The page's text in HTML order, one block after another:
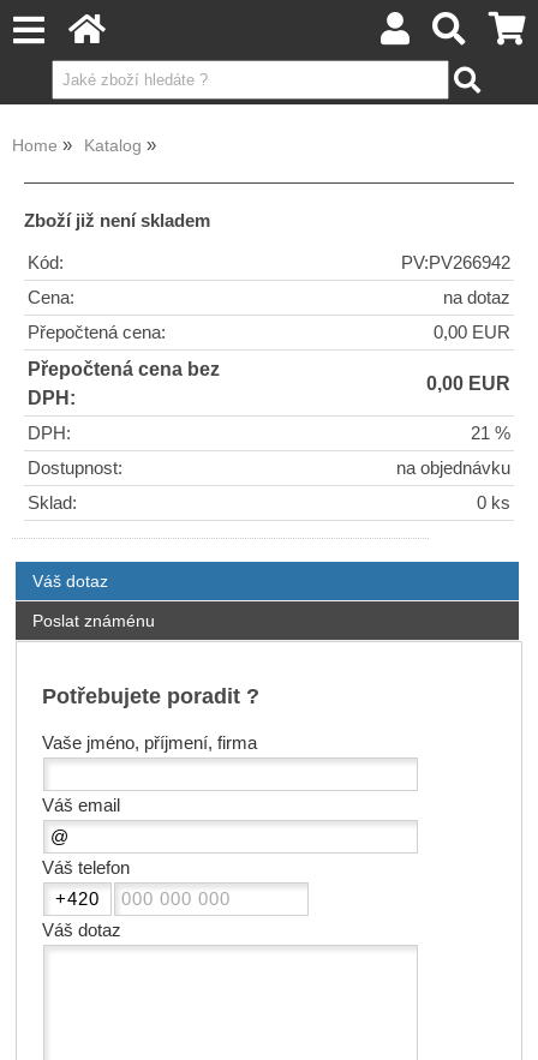
Home Katalog
Zboží již není skladem
Kód:
PV:PV266942
Cena:
na dotaz
Přepočtená cena:
0,00 EUR
Přepočtená cena bez
DPH:
0,00 EUR
DPH:
21 %
Dostupnost:
na objednávku
Sklad:
0 ks
Váš dotaz
Poslat známénu
Potřebujete poradit ?
Vaše jméno, příjmení, firma
Váš email
Váš telefon
Váš dotaz